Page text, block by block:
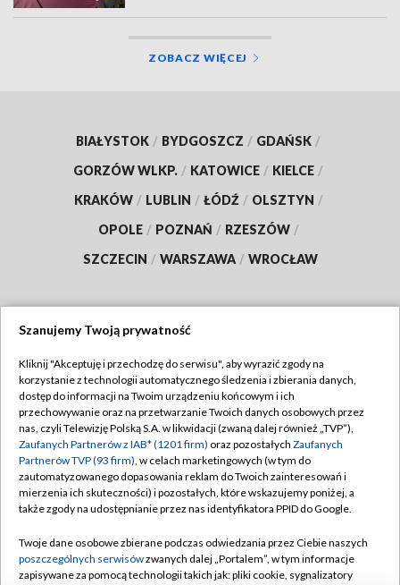
ZOBACZ WIĘCEJ
BIAŁYSTOK / BYDGOSZCZ / GDAŃSK /
GORZÓW WLKP. / KATOWICE / KIELCE /
KRAKÓW / LUBLIN / ŁÓDŹ / OLSZTYN /
OPOLE / POZNAŃ / RZESZÓW /
SZCZECIN / WARSZAWA / WROCŁAW
TVP
Abonament TVP
Emisja w TVP
Centrum informacji TVP
Naziemna Telewizja Cyfrowa
Rada Programowa
Regulamin TVP
Polityka prywatności
Moje zgody
Pomoc
Kontakt
Szanujemy Twoją prywatność
Kliknij "Akceptuję i przechodzę do serwisu", aby wyrazić zgody na
korzystanie z technologii automatycznego śledzenia i zbierania danych,
dostęp do informacji na Twoim urządzeniu końcowym i ich
przechowywanie oraz na przetwarzanie Twoich danych osobowych przez
nas, czyli Telewizję Polską S.A. w likwidacji (zwaną dalej również „TVP”),
Zaufanych Partnerów z IAB* (1201 firm) oraz pozostałych Zaufanych
Partnerów TVP (93 firm), w celach marketingowych (w tym do
zautomatyzowanego dopasowania reklam do Twoich zainteresowań i
mierzenia ich skuteczności) i pozostałych, które wskazujemy poniżej, a
także zgody na udostępnianie przez nas identyfikatora PPID do Google.
Twoje dane osobowe zbierane podczas odwiedzania przez Ciebie naszych
poszczególnych serwisówzwanych dalej „Portalem”, w tym informacje
zapisywane za pomocą technologii takich jak: pliki cookie, sygnalizatory